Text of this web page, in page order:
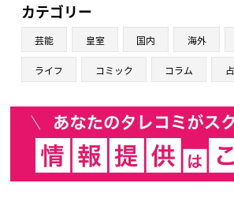
カテゴリー
芸能 皇室 国内 海外
ライフ コミック コラム